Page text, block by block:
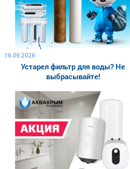
16.06.2026
Устарел фильтр для воды? Не
выбрасывайте!